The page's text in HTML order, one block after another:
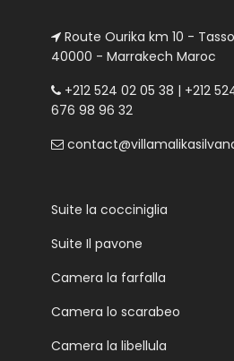
Route Ourika km 10 -
40000 - Marrakech Maroc
+212 524 02 05 38 | +212
676 98 96 32
Suite la cocciniglia
Suite Il pavone
Camera la farfalla
Camera lo scarabeo
Camera la libellula